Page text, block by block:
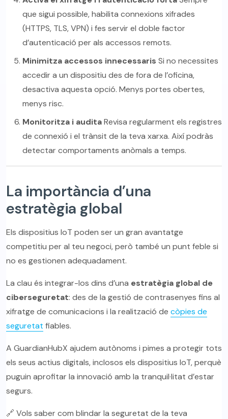
que sigui possible, habilita connexions xifrades
(HTTPS, TLS, VPN) i fes servir el doble factor
d’autenticació per als accessos remots.
Minimitza accessos innecessaris Si no necessites
accedir a un dispositiu des de fora de l’oficina,
desactiva aquesta opció. Menys portes obertes,
menys risc.
Monitoritza i auditaRevisa regularment els registres
de connexió i el trànsit de la teva xarxa. Així podràs
detectar comportaments anòmals a temps.
La importància d’una
estratègia global
Els dispositius IoT poden ser un gran avantatge
competitiu per al teu negoci, però també un punt feble si
no es gestionen adequadament.
La clau és integrar-los dins d’una estratègia global de
ciberseguretat: des de la gestió de contrasenyes fins al
xifratge de comunicacions i la realització de còpies de
seguretat fiables.
A GuardianHubX ajudem autònoms i pimes a protegir tots
els seus actius digitals, inclosos els dispositius IoT, perquè
puguin aprofitar la innovació amb la tranquil·litat d’estar
segurs.
🔗 Vols saber com blindar la seguretat de la teva